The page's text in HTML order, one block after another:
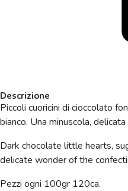
Descrizione
Piccoli cuoricini di cioccolato
bianco. Una minuscola,
Dark chocolate little hearts,
delicate wonder of the
Pezzi ogni 100gr 120ca.